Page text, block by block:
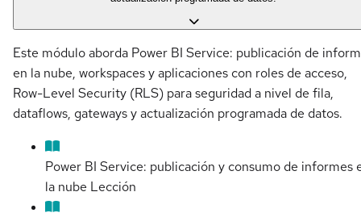
Este módulo aborda Power BI Service: publicación de
en la nube, workspaces y aplicaciones con roles de acceso,
Row-Level Security (RLS) para seguridad a nivel de fila,
dataflows, gateways y actualización programada de datos.
Power BI Service: publicación y consumo de informes
la nube Lección